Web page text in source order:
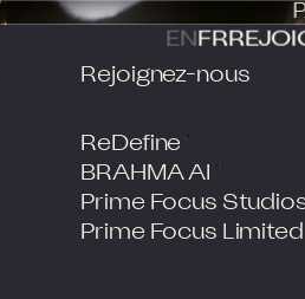
Rejoignez-nous
ReDefine
BRAHMA AI
Prime Focus
Prime Focus Limited